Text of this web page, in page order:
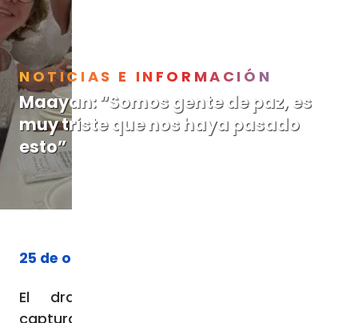
NOTICIAS E INFORMACIÓN
Maayan: “Somos gente de paz, es
muy triste que nos haya pasado
esto”
25 de octubre de 2023
El drama de los rehenes israelíes
capturados durante el ataque de Hamás el